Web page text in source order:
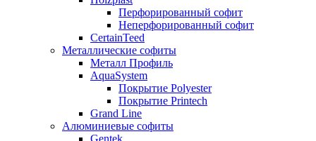
Перфорированный софит
Неперфорированный софит
CertainTeed
Металлические софиты
Металл Профиль
AquaSystem
Покрытие Polyester
Покрытие Printech
Grand Line
Алюминиевые софиты